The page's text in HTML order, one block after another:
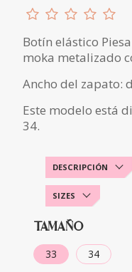
Botín elástico
moka metalizado
Ancho del zapato:
Este modelo está
34.
DESCRIPCIÓN
SIZES
TAMAÑO
33 34